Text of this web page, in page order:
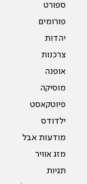
ספורט
פורומים
יהדות
צרכנות
אופנה
מוסיקה
פיוטקאסט
ילדודס
מודעות אבל
מזג אוויר
תגיות